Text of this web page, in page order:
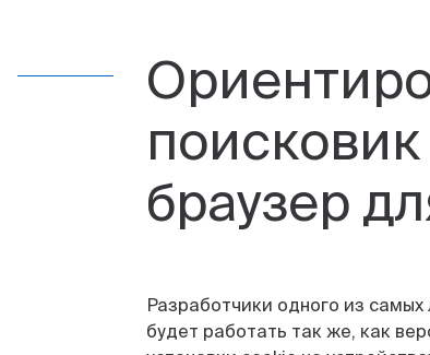
браузер
Разработчики одного из
будет работать так же, как